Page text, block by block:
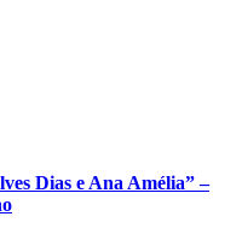
Dias e Ana Amélia” –